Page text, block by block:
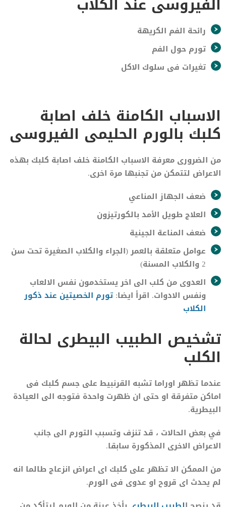
رائحة الفم الكريهة
تورم حول الفم
تغيرات فى سلوك الاكل
الاسباب الكامنة خلف اصابة
كلبك بالورم الحليمى الفيروسى
من الضرورى معرفة الاسباب الكامنة خلف اصابة كلبك بهذه
الاعراض لتتمكن من تجنبها مرة اخرى.
ضعف الجهاز المناعي
العلاج طويل الأمد بالكورتيزون
ضعف المناعة الجينية
عوامل متعلقة بالعمر (الجراء والكلاب الصغيرة تحت سن
2 والكلاب المسنة)
العدوى من كلب الى اخر يستخدمون نفس الالعاب
ونفس الادوات. اقرأ ايضا: تورم الخصيتين عند ذكور
الكلاب
تشخيص الطبيب البيطرى لحالة
الكلب
عندما تظهر اوراما تشبه القرنبيط على جسم كلبك فى
اماكن متفرقة او حتى ان ظهرت واحدة فتوجه الى العيادة
البيطرية.
في بعض الحالات ، قد تنزف وتسبب التورم الى جانب
الاعراض الاخرى المذكورة سابقا.
من الممكن الا تظهر على كلبك اى اعراض انزعاج طالما انه
لم يحدث اى قروح او عدوى فى الورم.